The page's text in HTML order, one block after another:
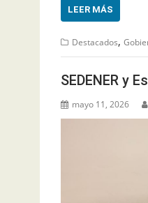
LEER MÁS
Destacados,
SEDENER y
mayo 11, 2026